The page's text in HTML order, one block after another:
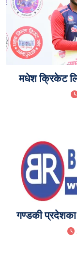
मधेश क्रिकेट
गण्डकी प्रदेशका